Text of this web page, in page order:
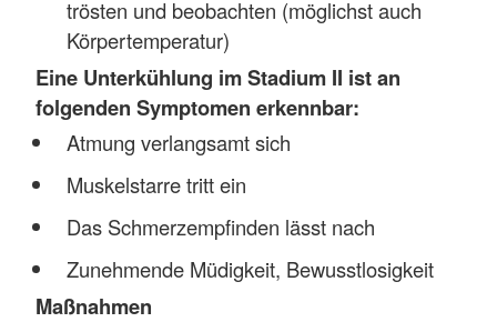
trösten und beobachten (möglichst auch
Körpertemperatur)
Eine Unterkühlung im Stadium II ist an
folgenden Symptomen erkennbar:
Atmung verlangsamt sich
Muskelstarre tritt ein
Das Schmerzempfinden lässt nach
Zunehmende Müdigkeit, Bewusstlosigkeit
Maßnahmen